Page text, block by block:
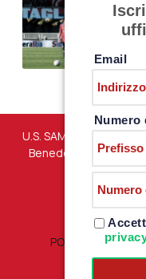
31/07/
U.S.
Benedetto del Tronto
Email
Numero
POLITICA RESI E